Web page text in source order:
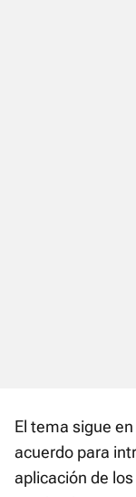
El tema sigue
acuerdo para
aplicación de